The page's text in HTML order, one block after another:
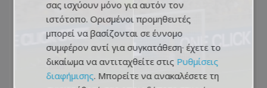
σας ισχύουν μόνο για αυτόν τον
ιστότοπο. Ορισμένοι προμηθευτές
μπορεί να βασίζονται σε έννομο
συμφέρον αντί για συγκατάθεση· έχετε το
δικαίωμα να αντιταχθείτε στις Ρυθμίσεις
διαφήμισης. Μπορείτε να ανακαλέσετε τη